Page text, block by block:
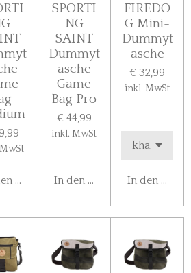
Warenkorb
SPORTI
NG
SAINT
Dummyt
asche
Game
Bag Pro
€ 44,99
inkl. MwSt
In den Warenkorb
FIREDO
G Mini-
Dummyt
asche
€ 32,99
inkl. MwSt
In den